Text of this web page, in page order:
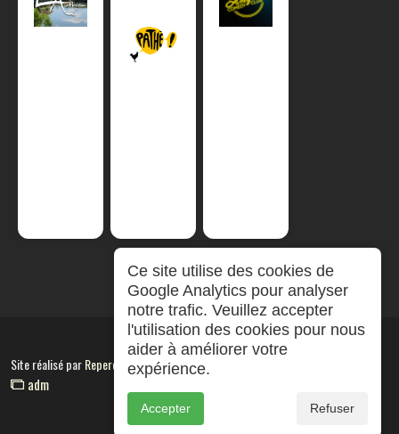
Site réalisé parRepereCom
adm
Ce site utilise des cookies de
Google Analytics pour analyser
notre trafic. Veuillez accepter
l'utilisation des cookies pour nous
aider à améliorer votre
expérience.
Accepter Refuser